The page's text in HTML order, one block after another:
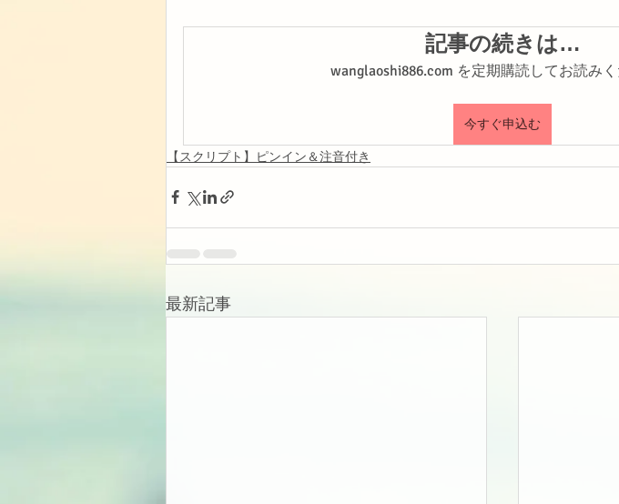
記事の続きは…
wanglaoshi886.com を定期購読してお読みく
今すぐ申込む
【スクリプト】ピンイン＆注音付き
最新記事